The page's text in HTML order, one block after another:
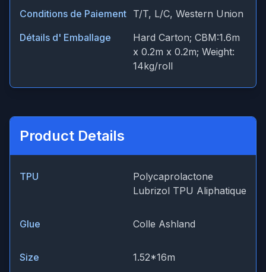
Conditions de Paiement T/T, L/C, Western Union
Détails d' Emballage
Hard Carton; CBM:1.6m
x 0.2m x 0.2m; Weight:
14kg/roll
Product Details
TPU
Polycaprolactone
Lubrizol TPU Aliphatique
Glue Colle Ashland
Size 1.52*16m